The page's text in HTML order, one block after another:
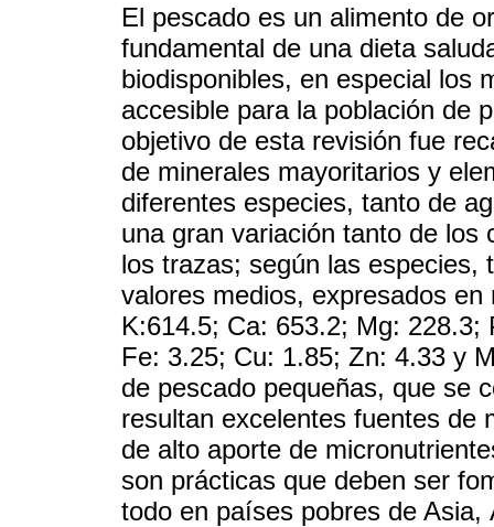
El pescado es un alimento de
fundamental de una dieta
biodisponibles, en especial los
accesible para la población de
objetivo de esta revisión fue
de minerales mayoritarios y
diferentes especies, tanto de
una gran variación tanto de los
los trazas; según las especies,
valores medios, expresados
K:614.5; Ca: 653.2; Mg:
Fe: 3.25; Cu: 1.85; Zn: 4.33 y
de pescado pequeñas, que se
resultan excelentes fuentes de
de alto aporte de
son prácticas que deben ser
todo en países pobres de Asia,